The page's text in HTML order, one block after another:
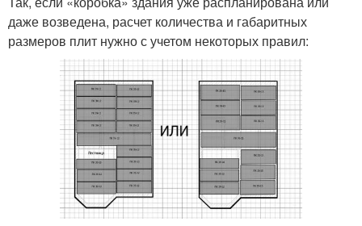
даже возведена, расчет количества и габаритных
размеров плит нужно с учетом некоторых правил: